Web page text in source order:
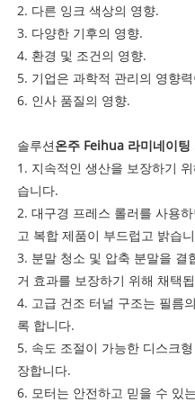
2. 다른 잉크 색상의 영향.
3. 다양한 기후의 영향.
4. 환경 및 조건의 영향.
5. 기업은 과학적 관리의 영향
6. 인사 품질의 영향.
솔루션온주 Feihua 라미네이팅
1. 지속적인 생산을 보장하기
습니다.
2. 대구경 프레스 롤러를 사용
고 복합 제품이 부드럽고 밝습
3. 분말 청소 및 압축 분말을 결
거 효과를 보장하기 위해 채택
4. 고급 건조 터널 구조는 필름
록 합니다.
5. 속도 조절이 가능한 디스크
장합니다.
6. 모터는 안전하고 믿을 수 있